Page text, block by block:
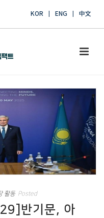
KOR ENG 中文
활동 Posted
반기문, 아